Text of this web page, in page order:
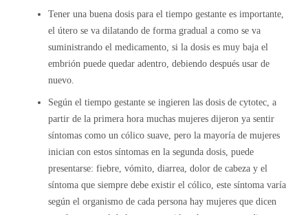
Tener una buena dosis para el tiempo gestante es importante,
el útero se va dilatando de forma gradual a como se va
suministrando el medicamento, si la dosis es muy baja el
embrión puede quedar adentro, debiendo después usar de
nuevo.
Según el tiempo gestante se ingieren las dosis de cytotec, a
partir de la primera hora muchas mujeres dijeron ya sentir
síntomas como un cólico suave, pero la mayoría de mujeres
inician con estos síntomas en la segunda dosis, puede
presentarse: fiebre, vómito, diarrea, dolor de cabeza y el
síntoma que siempre debe existir el cólico, este síntoma varía
según el organismo de cada persona hay mujeres que dicen